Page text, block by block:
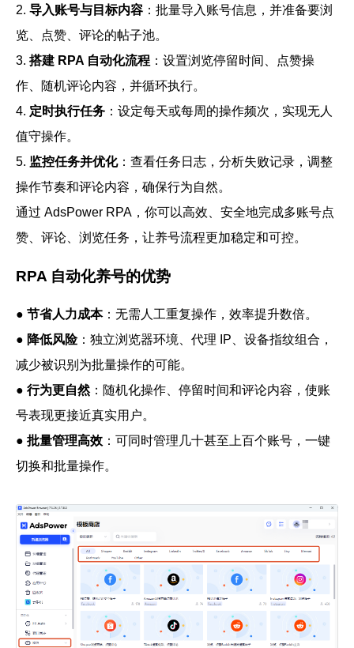
2. 导入账号与目标内容 ：批量导入账号信息，并准备要浏
览、点赞、评论的帖子池。
3. 搭建 RPA 自动化流程 ：设置浏览停留时间、点赞操
作、随机评论内容，并循环执行。
4. 定时执行任务 ：设定每天或每周的操作频次，实现无人
值守操作。
5. 监控任务并优化：查看任务日志，分析失败记录，调整
操作节奏和评论内容，确保行为自然。
通过 AdsPower RPA，你可以高效、安全地完成多账号点
赞、评论、浏览任务，让养号流程更加稳定和可控。
RPA 自动化养号的优势
● 节省人力成本：无需人工重复操作，效率提升数倍。
● 降低风险：独立浏览器环境、代理 IP、设备指纹组合，
减少被识别为批量操作的可能。
● 行为更自然：随机化操作、停留时间和评论内容，使账
号表现更接近真实用户。
● 批量管理高效 ：可同时管理几十甚至上百个账号，一键
切换和批量操作。